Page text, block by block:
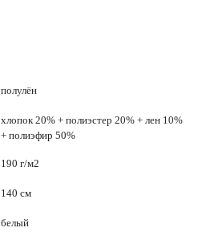
полулён
хлопок 20% + полиэстер 20% + лен 10%
+ полиэфир 50%
190 г/м2
140 см
белый